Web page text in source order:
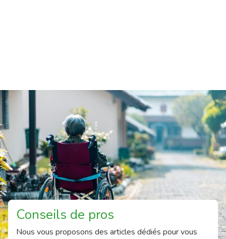
Conseils de pros
Nous vous proposons des articles dédiés pour vous